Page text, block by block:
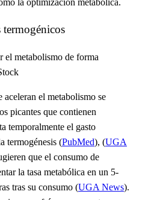
aceleran el metabolismo se
picantes que contienen
temporalmente el gasto
termogénesis (PubMed), (UGA
que el consumo de
la tasa metabólica en un 5-
tras su consumo (UGA News).